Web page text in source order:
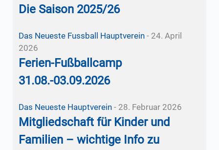
Die Saison 2025/26
Das Neueste Fussball Hauptverein- 24. April
2026
Ferien-Fußballcamp
31.08.-03.09.2026
Das Neueste Hauptverein- 28. Februar 2026
Mitgliedschaft für Kinder und
Familien – wichtige Info zu